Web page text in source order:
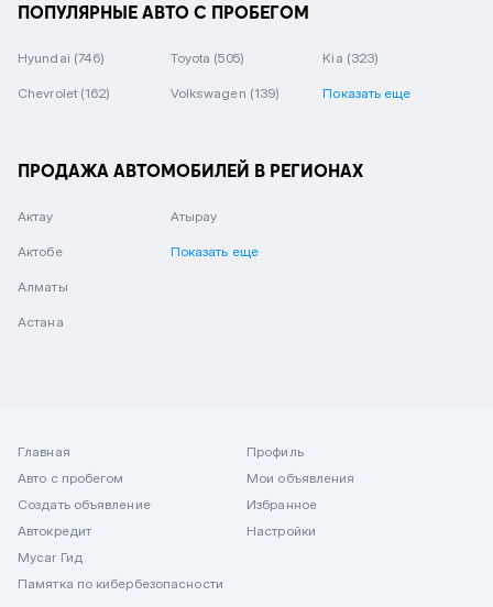
ПОПУЛЯРНЫЕ АВТО С ПРОБЕГОМ
Hyundai (746) Toyota (505) Kia (323)
Chevrolet (162) Volkswagen (139) Показать еще
ПРОДАЖА АВТОМОБИЛЕЙ В РЕГИОНАХ
Актау
Актобе
Алматы
Астана
Атырау
Показать еще
Главная
Авто с пробегом
Создать объявление
Автокредит
Mycar Гид
Памятка по кибербезопасности
Профиль
Мои объявления
Избранное
Настройки